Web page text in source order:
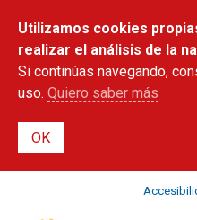
principal
Utilizamos cookies
realizar el análisis de la
Si continúas navegando,
uso. Quiero saber más